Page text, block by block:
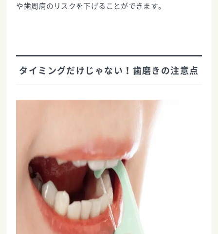
や歯周病のリスクを下げることができます。
タイミングだけじゃない！歯磨きの注意点